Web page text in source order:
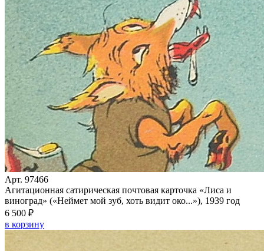
Арт. 97466
Агитационная сатирическая почтовая карточка «Лиса и
виноград» («Неймет мой зуб, хоть видит око...»), 1939 год
6 500 ₽
в корзину